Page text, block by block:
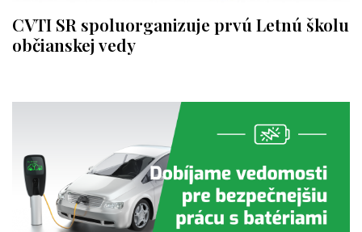
CVTI SR spoluorganizuje prvú Letnú školu
občianskej vedy